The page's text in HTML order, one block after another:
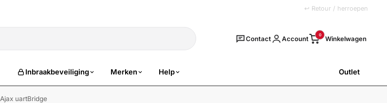
↩ Retour / herroepen
Zoeken
Contact Account 0
Inbraakbeveiliging Merken Help Outlet
Ajax uartBridge